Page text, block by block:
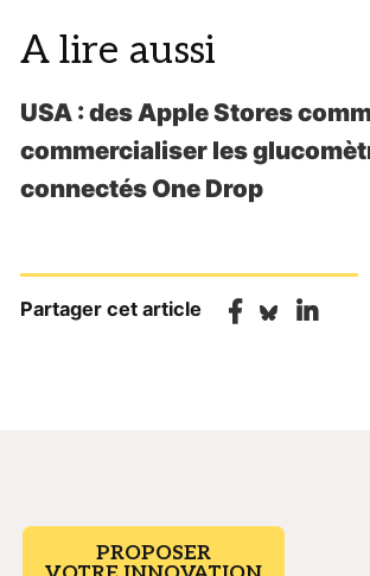
A lire aussi
USA : des Apple Stores
commercialiser les
connectés One Drop
Partager cet article
PROPOSER